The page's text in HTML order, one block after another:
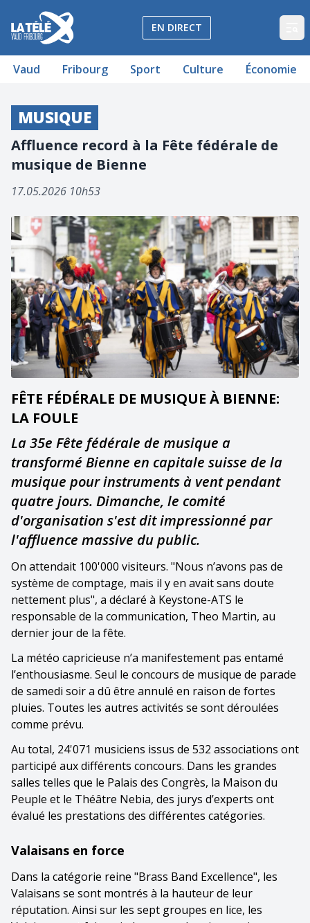
La Télé - Télévision régionale Vaud et Fribourg
EN DIRECT
Vaud Fribourg Sport Culture Économie
MUSIQUE
Affluence record à la Fête fédérale de
musique de Bienne
17.05.2026 10h53
FÊTE FÉDÉRALE DE MUSIQUE À BIENNE:
LA FOULE
La 35e Fête fédérale de musique a
transformé Bienne en capitale suisse de la
musique pour instruments à vent pendant
quatre jours. Dimanche, le comité
d'organisation s'est dit impressionné par
l'affluence massive du public.
On attendait 100'000 visiteurs. "Nous n’avons pas de
système de comptage, mais il y en avait sans doute
nettement plus", a déclaré à Keystone-ATS le
responsable de la communication, Theo Martin, au
dernier jour de la fête.
La météo capricieuse n’a manifestement pas entamé
l’enthousiasme. Seul le concours de musique de parade
de samedi soir a dû être annulé en raison de fortes
pluies. Toutes les autres activités se sont déroulées
comme prévu.
Au total, 24'071 musiciens issus de 532 associations ont
participé aux différents concours. Dans les grandes
salles telles que le Palais des Congrès, la Maison du
Peuple et le Théâtre Nebia, des jurys d’experts ont
évalué les prestations des différentes catégories.
Valaisans en force
Dans la catégorie reine "Brass Band Excellence", les
Valaisans se sont montrés à la hauteur de leur
réputation. Ainsi sur les sept groupes en lice, les